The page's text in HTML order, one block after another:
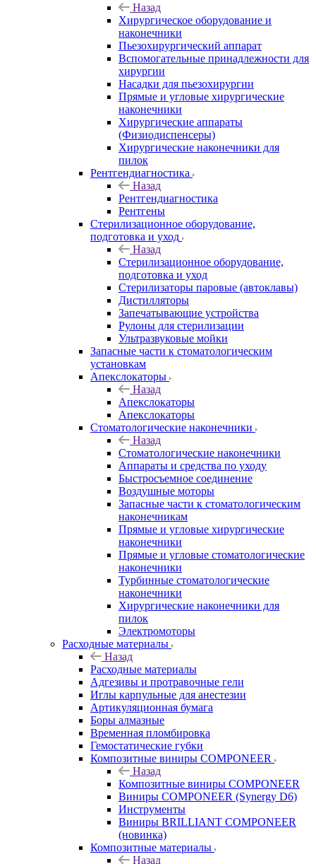
Назад
Хирургическое оборудование и
наконечники
Пьезохирургический аппарат
Вспомогательные принадлежности для
хирургии
Насадки для пьезохирургии
Прямые и угловые хирургические
наконечники
Хирургические аппараты
(Физиодиспенсеры)
Хирургические наконечники для
пилок
Рентгендиагностика
Назад
Рентгендиагностика
Рентгены
Стерилизационное оборудование,
подготовка и уход
Назад
Стерилизационное оборудование,
подготовка и уход
Стерилизаторы паровые (автоклавы)
Дистилляторы
Запечатывающие устройства
Рулоны для стерилизации
Ультразвуковые мойки
Запасные части к стоматологическим
установкам
Апекслокаторы
Назад
Апекслокаторы
Апекслокаторы
Стоматологические наконечники
Назад
Стоматологические наконечники
Аппараты и средства по уходу
Быстросъемное соединение
Воздушные моторы
Запасные части к стоматологическим
наконечникам
Прямые и угловые хирургические
наконечники
Прямые и угловые стоматологические
наконечники
Турбинные стоматологические
наконечники
Хирургические наконечники для
пилок
Электромоторы
Расходные материалы
Назад
Расходные материалы
Адгезивы и протравочные гели
Иглы карпульные для анестезии
Артикуляционная бумага
Боры алмазные
Временная пломбировка
Гемостатические губки
Композитные виниры COMPONEER
Назад
Композитные виниры COMPONEER
Виниры COMPONEER (Synergy D6)
Инструменты
Виниры BRILLIANT COMPONEER
(новинка)
Композитные материалы
Назад